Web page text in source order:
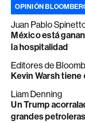
OPINIÓN
Juan Pablo
México está
la hospitalidad
Editores de
Kevin Warsh
Liam Denning
Un Trump
grandes petroleras